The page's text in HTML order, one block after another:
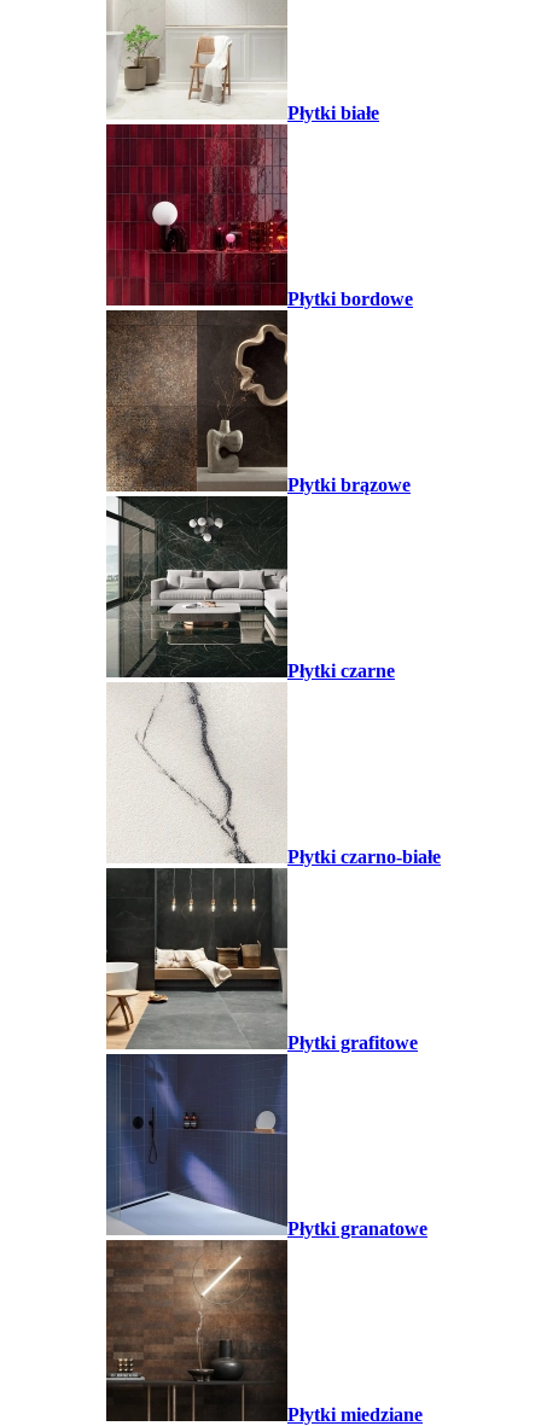
Płytki białe
Płytki bordowe
Płytki brązowe
Płytki czarne
Płytki czarno-białe
Płytki grafitowe
Płytki granatowe
Płytki miedziane